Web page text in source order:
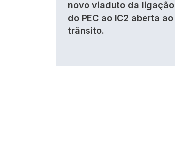
novo viaduto da ligação
do PEC ao IC2 aberta ao
trânsito.